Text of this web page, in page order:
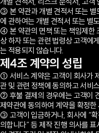
③ 본 약관과 개별 견적서 또는 별
에 관하여는 개별 견적서 또는 별
④ 본 약관의 면책 또는 책임제한
상 하자 또는 관련 법령상 고객에
는 적용되지 않습니다.
제4조 계약의 성립
① 서비스 계약은 고객이 회사가
관 및 관련 정책에 동의하고 서비
② 후불 결제의 경우에는 고객이
제약관에 동의하여 계약을 확정
③ 고객이 입금하거나, 회사에 “확
의합니다” 등 제작 진행 의사를